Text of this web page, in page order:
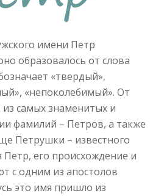
имени Петр
образовалось от слова
«твердый»,
«непоколебимый». От
самых знаменитых и
фамилий – Петров, а также
Петрушки – известного
Петр, его происхождение и
с одним из апостолов
это имя пришло из